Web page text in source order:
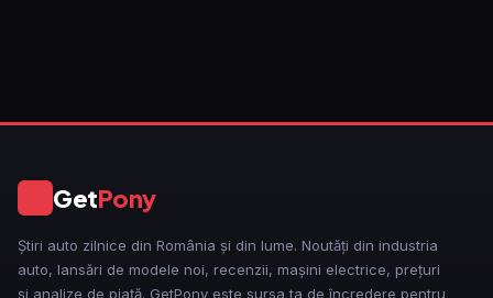
GetPony
Știri auto zilnice din România și din lume. Noutăți din industria
auto, lansări de modele noi, recenzii, mașini electrice, prețuri
și analize de piață. GetPony este sursa ta de încredere pentru